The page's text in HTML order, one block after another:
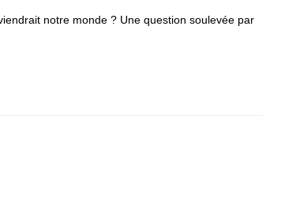
notre monde ? Une question soulevée par